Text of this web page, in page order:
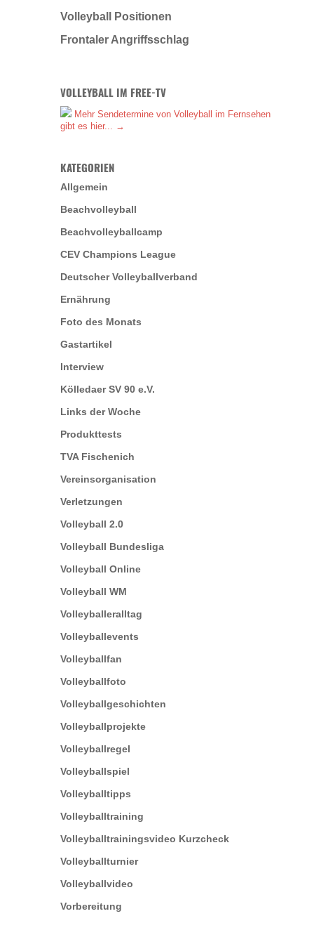
Volleyball Positionen
Frontaler Angriffsschlag
VOLLEYBALL IM FREE-TV
Mehr Sendetermine von Volleyball im Fernsehen
gibt es hier... →
KATEGORIEN
Allgemein
Beachvolleyball
Beachvolleyballcamp
CEV Champions League
Deutscher Volleyballverband
Ernährung
Foto des Monats
Gastartikel
Interview
Kölledaer SV 90 e.V.
Links der Woche
Produkttests
TVA Fischenich
Vereinsorganisation
Verletzungen
Volleyball 2.0
Volleyball Bundesliga
Volleyball Online
Volleyball WM
Volleyballeralltag
Volleyballevents
Volleyballfan
Volleyballfoto
Volleyballgeschichten
Volleyballprojekte
Volleyballregel
Volleyballspiel
Volleyballtipps
Volleyballtraining
Volleyballtrainingsvideo Kurzcheck
Volleyballturnier
Volleyballvideo
Vorbereitung